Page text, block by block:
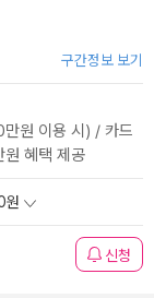
구간정보 보기
원 이용 시) / 카드
원 혜택 제공
원
신청